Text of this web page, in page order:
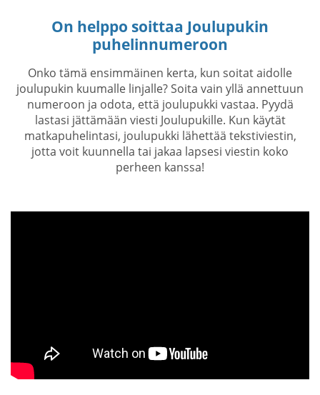
On helppo soittaa Joulupukin
puhelinnumeroon
Onko tämä ensimmäinen kerta, kun soitat aidolle
joulupukin kuumalle linjalle? Soita vain yllä annettuun
numeroon ja odota, että joulupukki vastaa. Pyydä
lastasi jättämään viesti Joulupukille. Kun käytät
matkapuhelintasi, joulupukki lähettää tekstiviestin,
jotta voit kuunnella tai jakaa lapsesi viestin koko
perheen kanssa!